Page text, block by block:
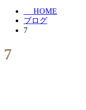
HOME
ブログ
7
7